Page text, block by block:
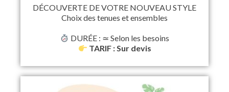
DÉCOUVERTE DE VOTRE NOUVEAU STYLE
Choix des tenues et ensembles
DURÉE : ≃ Selon les besoins
TARIF : Sur devis